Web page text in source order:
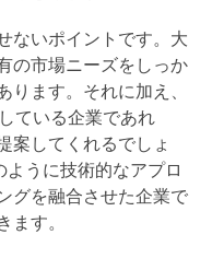
ないポイントです。大
の市場ニーズをしっか
ります。それに加え、
ている企業であれ
案してくれるでしょ
ように技術的なアプロ
グを融合させた企業で
ます。